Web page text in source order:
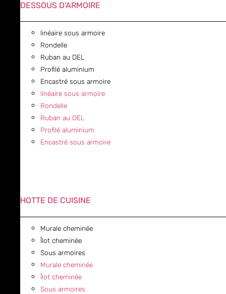
DESSOUS D'ARMOIRE
linéaire sous armoire
Rondelle
Ruban au DEL
Profilé aluminium
Encastré sous armoire
linéaire sous armoire
Rondelle
Ruban au DEL
Profilé aluminium
Encastré sous armoire
HOTTE DE CUISINE
Murale cheminée
Îlot cheminée
Sous armoires
Murale cheminée
Îlot cheminée
Sous armoires